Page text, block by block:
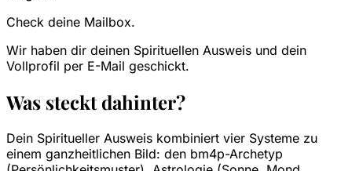
Check deine Mailbox.
Wir haben dir deinen Spirituellen Ausweis und dein
Vollprofil per E-Mail geschickt.
Was steckt dahinter?
Dein Spiritueller Ausweis kombiniert vier Systeme zu
einem ganzheitlichen Bild: den bm4p-Archetyp